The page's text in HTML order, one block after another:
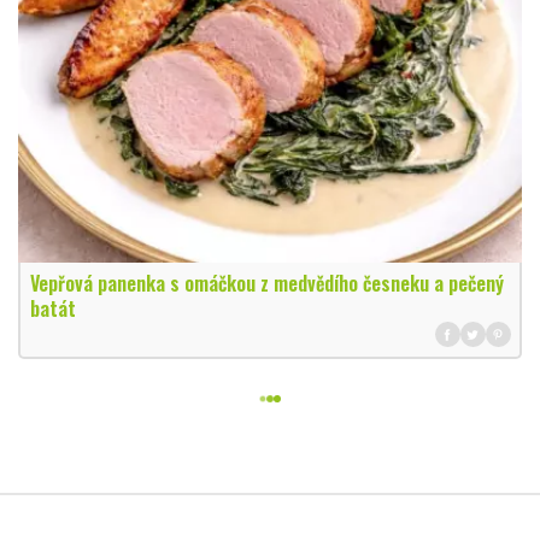
Vepřová panenka s omáčkou z medvědího česneku a pečený
batát